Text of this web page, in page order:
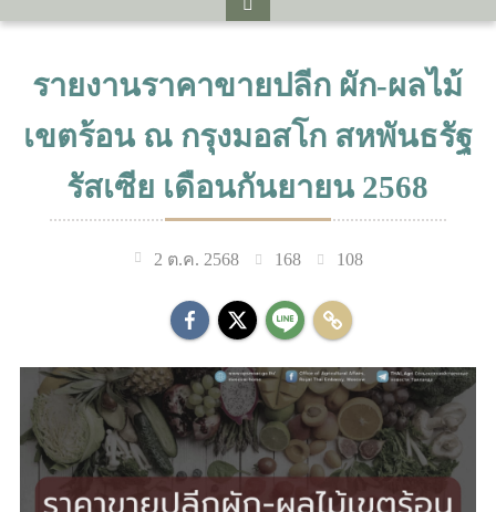
รายงานราคาขายปลีก ผัก-ผลไม้
เขตร้อน ณ กรุงมอสโก สหพันธรัฐ
รัสเซีย เดือนกันยายน 2568
2 ต.ค. 2568 168 108